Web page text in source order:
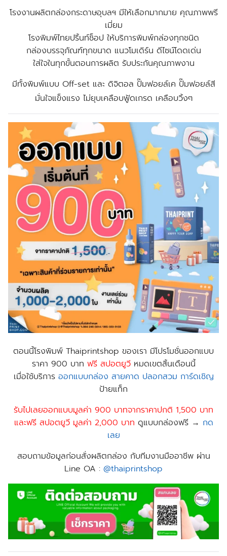
โรงงานผลิตกล่องกระดาษอุบลฯ มีให้เลือกมากมาย คุณภาพพรี
เมี่ยม
โรงพิมพ์ไทยปริ้นท์ช็อป ให้บริการพิมพ์กล่องทุกชนิด
กล่องบรรจุภัณฑ์ทุกขนาด แนวโมเดิร์น ดีไซน์โดดเด่น
ใส่ใจในทุกขั้นตอนการผลิต รับประกันคุณภาพงาน
มีทั้งพิมพ์แบบ Off-set และ ดิจิตอล ปั๊มฟอยล์เค ปั๊มฟอยล์สี
มั่นใจแข็งแรง ไม่ยุบเคลือบฟู้ดเกรด เคลือบวิ้งๆ
ตอนนี้โรงพิมพ์ Thaiprintshop ของเรา มีโปรโมชั่นออกแบบ
ราคา 900 บาท ฟรี สปอตยูวี หมดเขตสิ้นเดือนนี้
เมื่อใช้บริการ ออกแบบกล่อง สายคาด ปลอกสวม การ์ดเชิญ
ป้าย​แท็ก
รับไปเลยออกแบบมูลค่า 900 บาทจากราคาปกติ 1,500 บาท
และฟรี สปอตยูวี มูลค่า 2,000 บาท ดูแบบกล่องฟรี → กด
เลย
สอบถามข้อมูลก่อนสั่งผลิตกล่อง กับทีมงานมืออาชีพ ผ่าน
Line OA : @thaiprintshop